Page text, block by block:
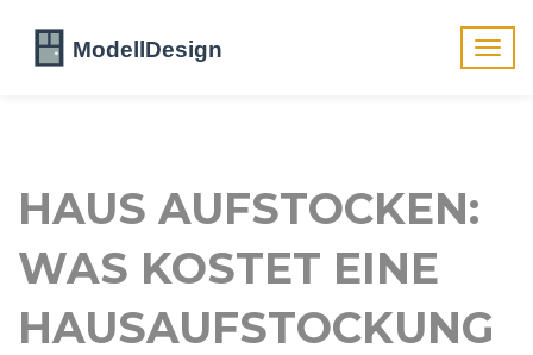
HAUS AUFSTOCKEN:
WAS KOSTET EINE
HAUSAUFSTOCKUNG